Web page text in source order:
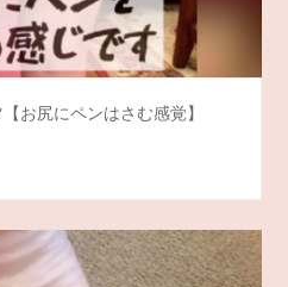
お尻にペンはさむ感覚】